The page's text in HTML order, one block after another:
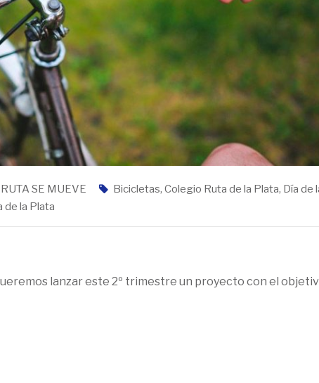
SE MUEVE Bicicletas, Colegio Ruta de la Plata, Día de
de la Plata
lanzar este 2º trimestre un proyecto con el